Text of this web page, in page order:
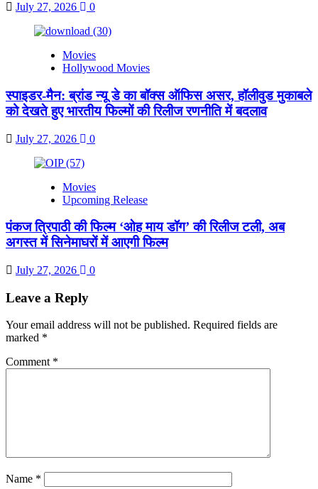
July 27, 2026 0
Movies
Hollywood Movies
स्पाइडर-मैन: ब्रांड न्यू डे का बॉक्स ऑफिस असर, हॉलीवुड मुकाबले
को देखते हुए भारतीय फिल्मों की रिलीज रणनीति में बदलाव
July 27, 2026 0
Movies
Upcoming Release
पंकज त्रिपाठी की फिल्म ‘ओह माय डॉग’ की रिलीज टली, अब
अगस्त में सिनेमाघरों में आएगी फिल्म
July 27, 2026 0
Leave a Reply
Your email address will not be published. Required fields are
marked *
Comment *
Name *